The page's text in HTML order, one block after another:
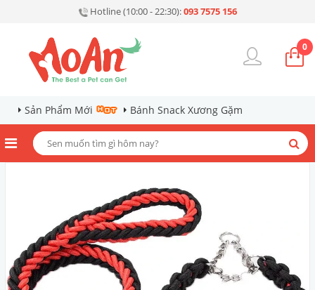
Hotline (10:00 - 22:30):093 7575 156
0
Sản Phẩm Mới Bánh Snack Xương Gặm